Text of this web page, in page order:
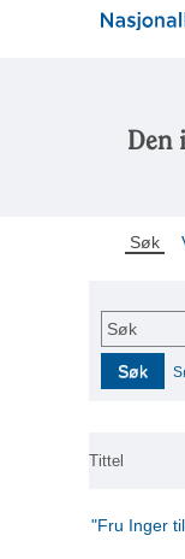
Den
Søk
Søk
Søk
Tittel
"Fru Inger